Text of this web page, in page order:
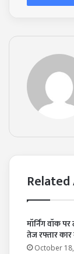
मॉर्निंग वॉक
तेज रफ्तार
October